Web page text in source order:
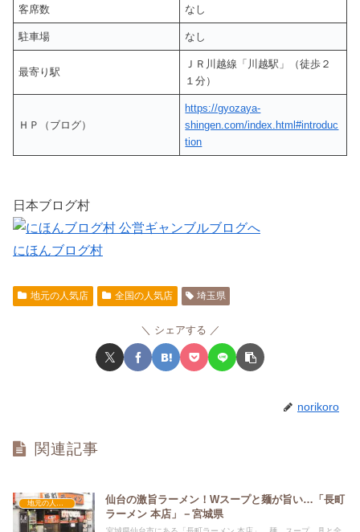
客席数 なし
駐車場 なし
最寄り駅
ＪＲ川越線「川越駅」（徒歩２
１分）
ＨＰ（ブログ）
https://gyozaya-
shingen.com/index.html#introduc
tion
日本ブログ村
にほんブログ村
地元の人気店 全国の人気店 埼玉県
シェアする
norikoro
関連記事
地元の人気店
仙台の激旨ラーメン！Wスープと麺が旨い…「長町
ラーメン 本店」－宮城県